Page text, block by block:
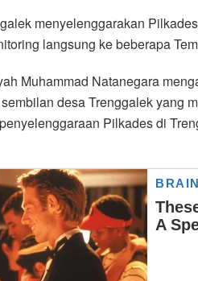
menyelenggarakan
langsung ke beberapa
Muhammad Natanegara
desa Trenggalek yang
Pilkades di